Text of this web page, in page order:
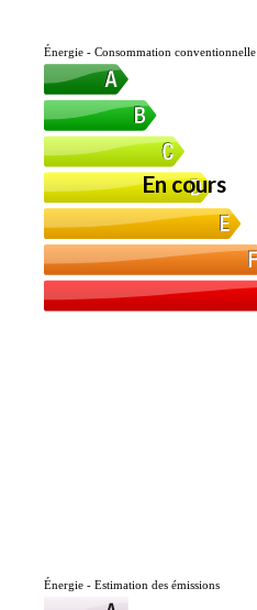
Énergie - Consommation conventionnelle
En cours
Énergie - Estimation des émissions